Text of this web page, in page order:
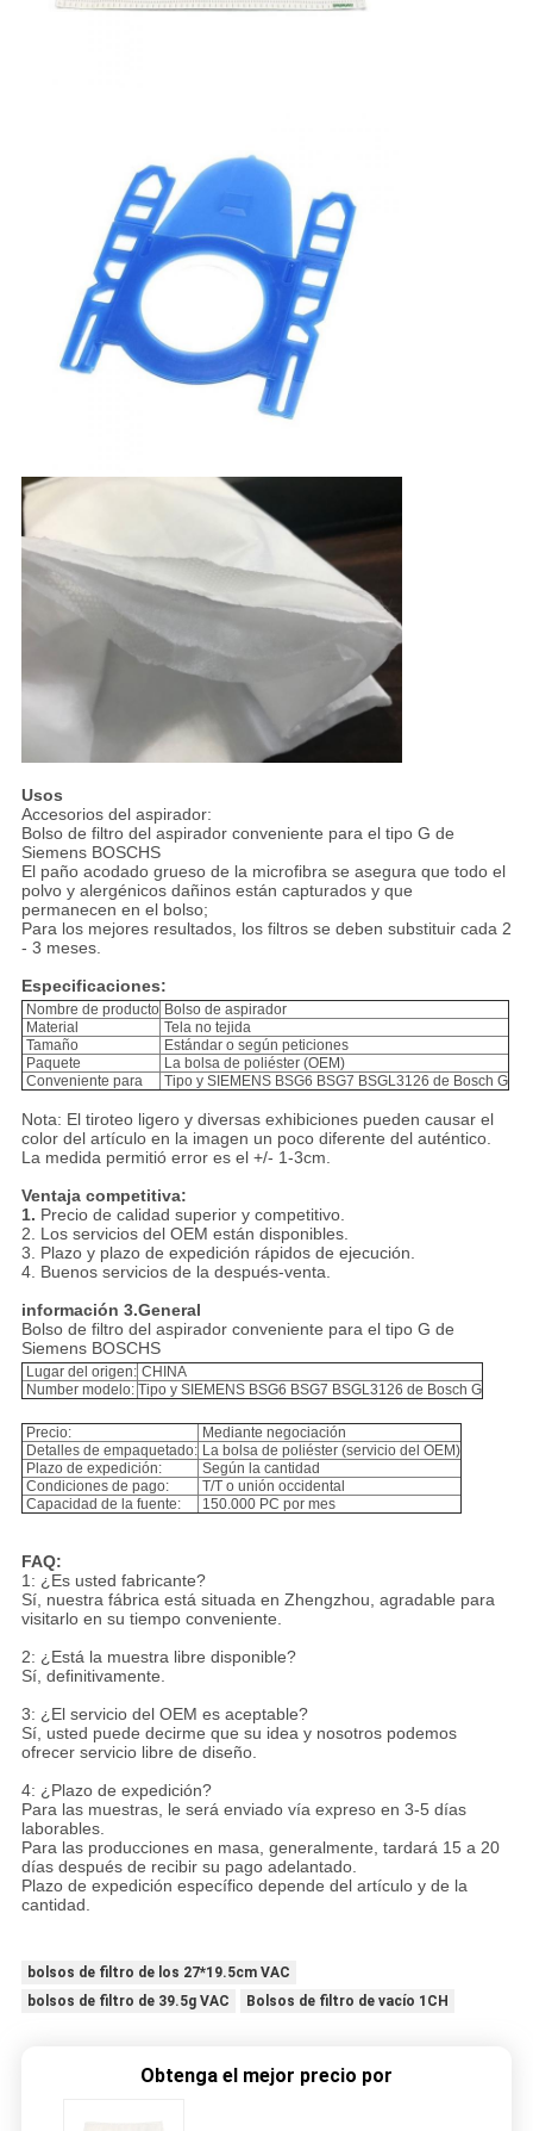
Usos
Accesorios del aspirador:
Bolso de filtro del aspirador conveniente para el tipo G de
Siemens BOSCHS
El paño acodado grueso de la microfibra se asegura que todo el
polvo y alergénicos dañinos están capturados y que
permanecen en el bolso;
Para los mejores resultados, los filtros se deben substituir cada 2
- 3 meses.
Especificaciones:
Nombre de producto Bolso de aspirador
Material
Tela no tejida
Tamaño
Estándar o según peticiones
Paquete
La bolsa de poliéster (OEM)
Conveniente para
Tipo y SIEMENS BSG6 BSG7 BSGL3126 de Bosch G
Nota: El tiroteo ligero y diversas exhibiciones pueden causar el
color del artículo en la imagen un poco diferente del auténtico.
La medida permitió error es el +/- 1-3cm.
Ventaja competitiva:
1. Precio de calidad superior y competitivo.
2. Los servicios del OEM están disponibles.
3. Plazo y plazo de expedición rápidos de ejecución.
4. Buenos servicios de la después-venta.
información 3.General
Bolso de filtro del aspirador conveniente para el tipo G de
Siemens BOSCHS
Lugar del origen: CHINA
Number modelo: Tipo y SIEMENS BSG6 BSG7 BSGL3126 de Bosch G
Precio:
Mediante negociación
Detalles de empaquetado: La bolsa de poliéster (servicio del OEM)
Plazo de expedición:
Según la cantidad
Condiciones de pago:
T/T o unión occidental
Capacidad de la fuente:
150.000 PC por mes
FAQ:
1: ¿Es usted fabricante?
Sí, nuestra fábrica está situada en Zhengzhou, agradable para
visitarlo en su tiempo conveniente.
2: ¿Está la muestra libre disponible?
Sí, definitivamente.
3: ¿El servicio del OEM es aceptable?
Sí, usted puede decirme que su idea y nosotros podemos
ofrecer servicio libre de diseño.
4: ¿Plazo de expedición?
Para las muestras, le será enviado vía expreso en 3-5 días
laborables.
Para las producciones en masa, generalmente, tardará 15 a 20
días después de recibir su pago adelantado.
Plazo de expedición específico depende del artículo y de la
cantidad.
bolsos de filtro de los 27*19.5cm VAC
bolsos de filtro de 39.5g VAC
Bolsos de filtro de vacío 1CH
Obtenga el mejor precio por